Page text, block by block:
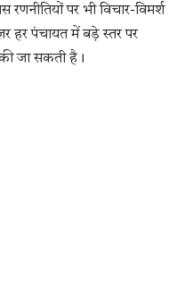
पर भी विचार-विमर्श
हर पंचायत में बड़े स्तर पर
जा सकती है।